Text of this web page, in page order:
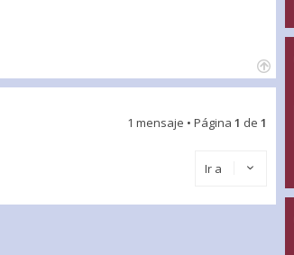
1 mensaje • Página 1 de 1
Ir a